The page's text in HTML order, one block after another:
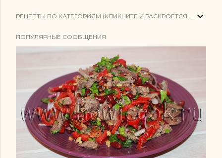
РЕЦЕПТЫ ПО КАТЕГОРИЯМ (КЛИКНИТЕ И РАСКРОЕТСЯ СПИСОК)
ПОПУЛЯРНЫЕ СООБЩЕНИЯ